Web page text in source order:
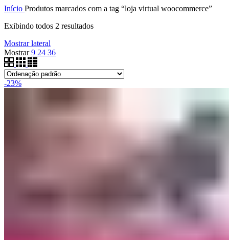
Início Produtos marcados com a tag “loja virtual woocommerce”
Exibindo todos 2 resultados
Mostrar lateral
Mostrar9 24 36
-23%